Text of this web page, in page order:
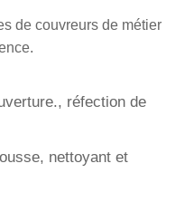
de couvreurs de métier
réfection de
nettoyant et